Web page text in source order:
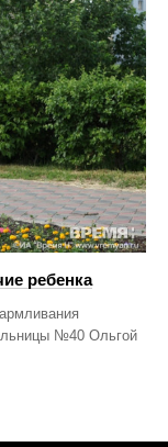
ребенка
№40 Ольгой